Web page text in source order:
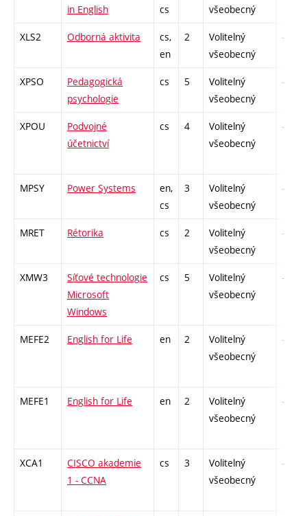
in English
cs
všeobecný
XLS2 Odborná aktivita
cs,
en
2
Volitelný
všeobecný
-
XPSO
Pedagogická
psychologie
cs 5
Volitelný
všeobecný
-
XPOU
Podvojné
účetnictví
cs 4
Volitelný
všeobecný
-
MPSY Power Systems
en,
cs
3
Volitelný
všeobecný
-
MRET Rétorika cs 2
Volitelný
všeobecný
-
XMW3
Síťové technologie
Microsoft
Windows
cs 5
Volitelný
všeobecný
-
MEFE2 English for Life en 2
Volitelný
všeobecný
-
MEFE1 English for Life en 2
Volitelný
všeobecný
-
XCA1
CISCO akademie
1 - CCNA
cs 3
Volitelný
všeobecný
-